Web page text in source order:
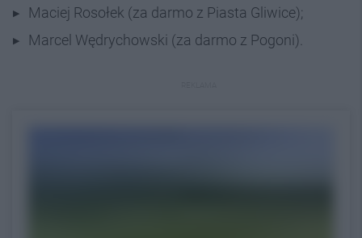
Maciej Rosołek (za darmo z Piasta Gliwice);
Marcel Wędrychowski (za darmo z Pogoni).